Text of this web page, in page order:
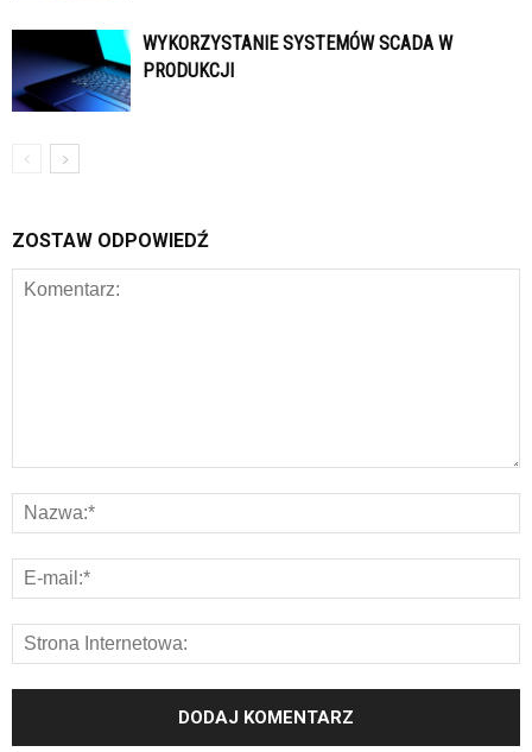
WYKORZYSTANIE SYSTEMÓW SCADA W
PRODUKCJI
ZOSTAW ODPOWIEDŹ